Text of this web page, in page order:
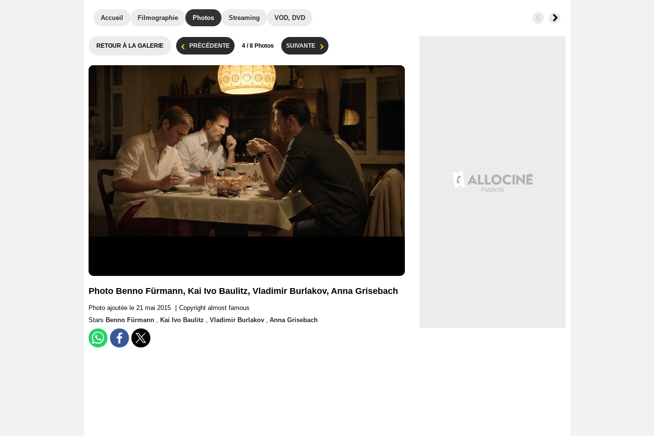
Accueil Filmographie Photos Streaming VOD, DVD
RETOUR À LA GALERIE PRÉCÉDENTE 4 / 8 Photos SUIVANTE
Photo Benno Fürmann, Kai Ivo Baulitz, Vladimir Burlakov, Anna Grisebach
Photo ajoutée le 21 mai 2015
Copyright almost famous
Stars Benno Fürmann , Kai Ivo Baulitz , Vladimir Burlakov , Anna Grisebach